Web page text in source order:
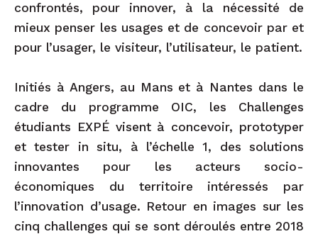
confrontés, pour innover, à la nécessité de
mieux penser les usages et de concevoir par et
pour l’usager, le visiteur, l’utilisateur, le patient.
Initiés à Angers, au Mans et à Nantes dans le
cadre du programme OIC, les Challenges
étudiants EXPÉ visent à concevoir, prototyper
et tester in situ, à l’échelle 1, des solutions
innovantes pour les acteurs socio-
économiques du territoire intéressés par
l’innovation d’usage. Retour en images sur les
cinq challenges qui se sont déroulés entre 2018